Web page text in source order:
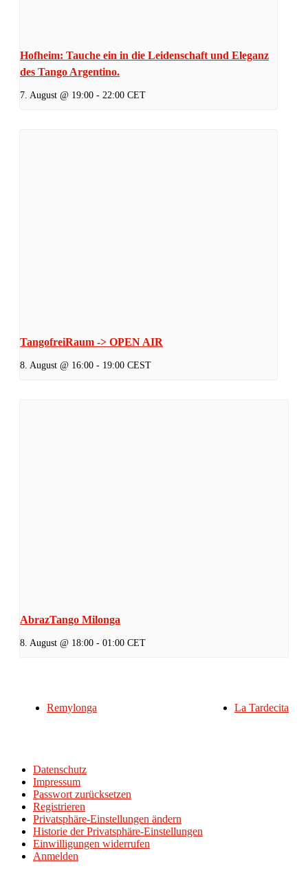
Hofheim: Tauche ein in die Leidenschaft und Eleganz
des Tango Argentino.
7. August @ 19:00 - 22:00 CET
TangofreiRaum -> OPEN AIR
8. August @ 16:00 - 19:00 CEST
AbrazTango Milonga
8. August @ 18:00 - 01:00 CET
Remylonga La Tardecita
Datenschutz
Impressum
Passwort zurücksetzen
Registrieren
Privatsphäre-Einstellungen ändern
Historie der Privatsphäre-Einstellungen
Einwilligungen widerrufen
Anmelden